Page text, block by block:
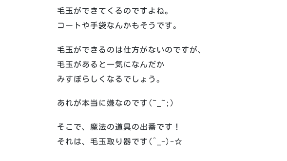
毛玉ができてくるのですよね。
コートや手袋なんかもそうです。
毛玉ができるのは仕方がないのですが、
毛玉があると一気になんだか
みすぼらしくなるでしょう。
あれが本当に嫌なのです(~_~;)
そこで、魔法の道具の出番です！
それは、毛玉取り器です(^_-)-☆